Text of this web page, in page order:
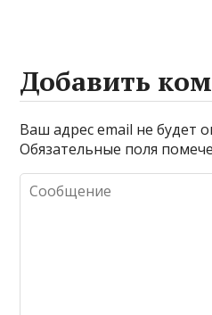
Добавить
Ваш адрес email не будет
Обязательные поля